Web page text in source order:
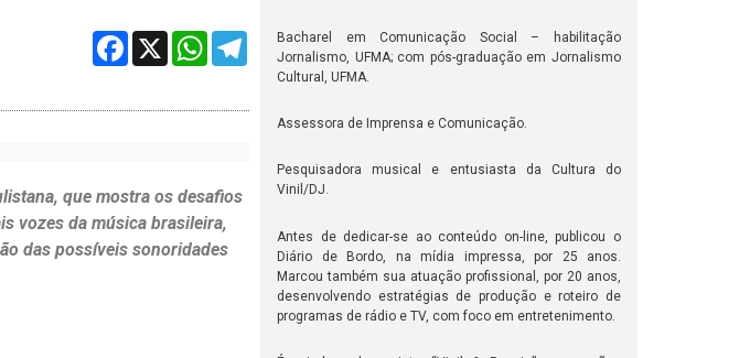
Facebook
X WhatsApp
Telegram
que mostra os desafios
vozes da música brasileira,
das possíveis sonoridades
Bacharel em Comunicação Social – habilitação
Jornalismo, UFMA; com pós-graduação em Jornalismo
Cultural, UFMA.
Assessora de Imprensa e Comunicação.
Pesquisadora musical e entusiasta da Cultura do
Vinil/DJ.
Antes de dedicar-se ao conteúdo on-line, publicou o
Diário de Bordo, na mídia impressa, por 25 anos.
Marcou também sua atuação profissional, por 20 anos,
desenvolvendo estratégias de produção e roteiro de
programas de rádio e TV, com foco em entretenimento.